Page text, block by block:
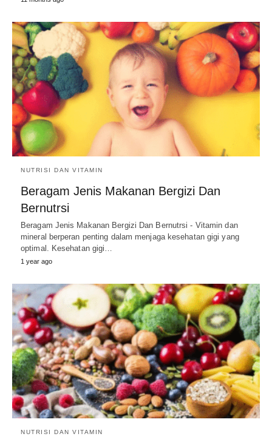
NUTRISI DAN VITAMIN
Beragam Jenis Makanan Bergizi Dan
Bernutrsi
Beragam Jenis Makanan Bergizi Dan Bernutrsi - Vitamin dan
mineral berperan penting dalam menjaga kesehatan gigi yang
optimal. Kesehatan gigi…
1 year ago
NUTRISI DAN VITAMIN